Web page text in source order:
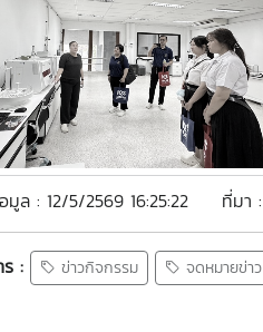
ล : 12/5/2569 16:25:22 ที่มา :
: ข่าวกิจกรรม จดหมายข่าว